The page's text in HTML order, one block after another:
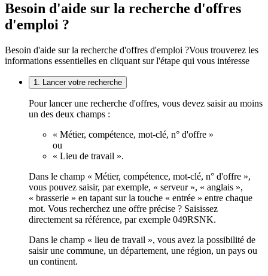
Besoin d'aide sur la recherche d'offres
d'emploi ?
Besoin d'aide sur la recherche d'offres d'emploi ?Vous trouverez les
informations essentielles en cliquant sur l'étape qui vous intéresse
1. Lancer votre recherche
Pour lancer une recherche d'offres, vous devez saisir au moins
un des deux champs :
« Métier, compétence, mot-clé, n° d'offre »
ou
« Lieu de travail ».
Dans le champ « Métier, compétence, mot-clé, n° d'offre »,
vous pouvez saisir, par exemple, « serveur », « anglais »,
« brasserie » en tapant sur la touche « entrée » entre chaque
mot. Vous recherchez une offre précise ? Saisissez
directement sa référence, par exemple 049RSNK.
Dans le champ « lieu de travail », vous avez la possibilité de
saisir une commune, un département, une région, un pays ou
un continent.